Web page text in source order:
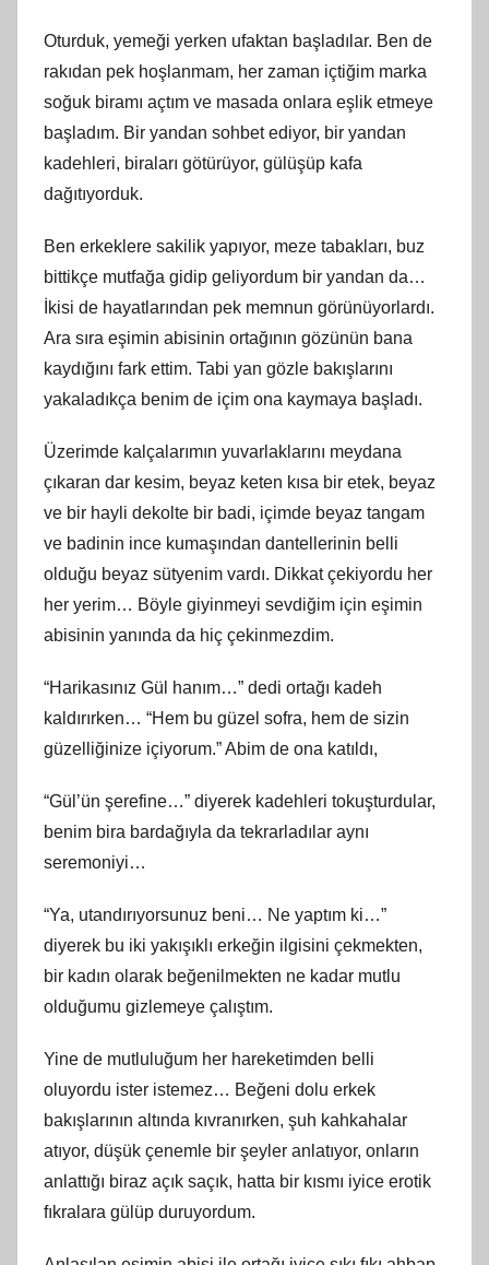
Oturduk, yemeği yerken ufaktan başladılar. Ben de
rakıdan pek hoşlanmam, her zaman içtiğim marka
soğuk biramı açtım ve masada onlara eşlik etmeye
başladım. Bir yandan sohbet ediyor, bir yandan
kadehleri, biraları götürüyor, gülüşüp kafa
dağıtıyorduk.
Ben erkeklere sakilik yapıyor, meze tabakları, buz
bittikçe mutfağa gidip geliyordum bir yandan da…
İkisi de hayatlarından pek memnun görünüyorlardı.
Ara sıra eşimin abisinin ortağının gözünün bana
kaydığını fark ettim. Tabi yan gözle bakışlarını
yakaladıkça benim de içim ona kaymaya başladı.
Üzerimde kalçalarımın yuvarlaklarını meydana
çıkaran dar kesim, beyaz keten kısa bir etek, beyaz
ve bir hayli dekolte bir badi, içimde beyaz tangam
ve badinin ince kumaşından dantellerinin belli
olduğu beyaz sütyenim vardı. Dikkat çekiyordu her
her yerim… Böyle giyinmeyi sevdiğim için eşimin
abisinin yanında da hiç çekinmezdim.
“Harikasınız Gül hanım…” dedi ortağı kadeh
kaldırırken… “Hem bu güzel sofra, hem de sizin
güzelliğinize içiyorum.” Abim de ona katıldı,
“Gül’ün şerefine…” diyerek kadehleri tokuşturdular,
benim bira bardağıyla da tekrarladılar aynı
seremoniyi…
“Ya, utandırıyorsunuz beni… Ne yaptım ki…”
diyerek bu iki yakışıklı erkeğin ilgisini çekmekten,
bir kadın olarak beğenilmekten ne kadar mutlu
olduğumu gizlemeye çalıştım.
Yine de mutluluğum her hareketimden belli
oluyordu ister istemez… Beğeni dolu erkek
bakışlarının altında kıvranırken, şuh kahkahalar
atıyor, düşük çenemle bir şeyler anlatıyor, onların
anlattığı biraz açık saçık, hatta bir kısmı iyice erotik
fıkralara gülüp duruyordum.